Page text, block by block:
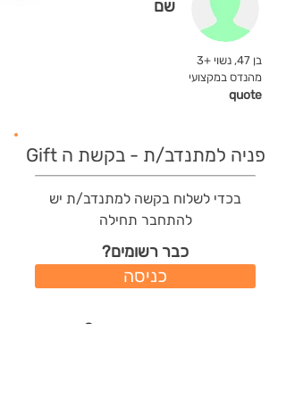
שם
בן 47, נשוי +3
מהנדס במקצועי
quote
פניה למתנדב/ת - בקשת ה Gift
בכדי לשלוח בקשה למתנדב/ת יש
להתחבר תחילה
כבר רשומים?
כניסה
משתמשים חדשים?